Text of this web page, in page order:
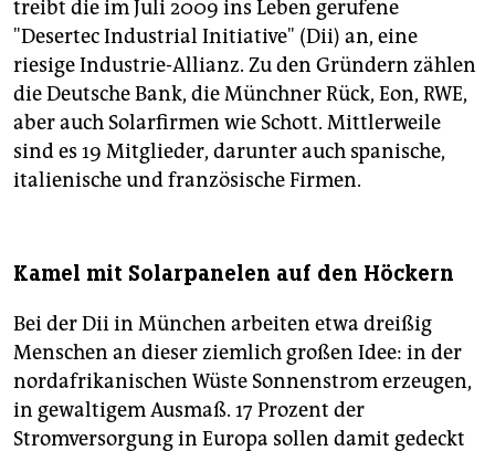
treibt die im Juli 2009 ins Leben gerufene
"Desertec Industrial Initiative" (Dii) an, eine
riesige Industrie-Allianz. Zu den Gründern zählen
die Deutsche Bank, die Münchner Rück, Eon, RWE,
aber auch Solarfirmen wie Schott. Mittlerweile
sind es 19 Mitglieder, darunter auch spanische,
italienische und französische Firmen.
Kamel mit Solarpanelen auf den Höckern
Bei der Dii in München arbeiten etwa dreißig
Menschen an dieser ziemlich großen Idee: in der
nordafrikanischen Wüste Sonnenstrom erzeugen,
in gewaltigem Ausmaß. 17 Prozent der
Stromversorgung in Europa sollen damit gedeckt